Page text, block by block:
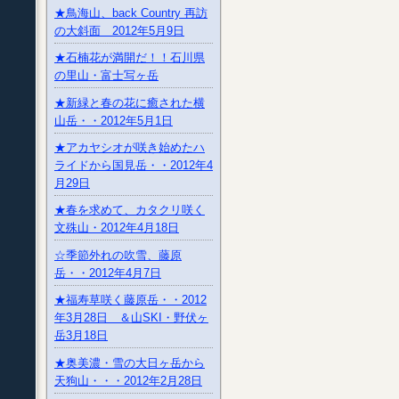
★鳥海山、back Country 再訪
の大斜面 2012年5月9日
★石楠花が満開だ！！石川県
の里山・富士写ヶ岳
★新緑と春の花に癒された横
山岳・・2012年5月1日
★アカヤシオが咲き始めたハ
ライドから国見岳・・2012年4
月29日
★春を求めて、カタクリ咲く
文殊山・2012年4月18日
☆季節外れの吹雪、藤原
岳・・2012年4月7日
★福寿草咲く藤原岳・・2012
年3月28日 ＆山SKI・野伏ヶ
岳3月18日
★奥美濃・雪の大日ヶ岳から
天狗山・・・2012年2月28日